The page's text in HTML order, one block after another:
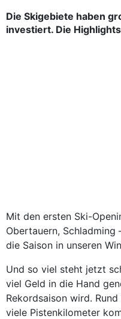
Die Skigebiete haben
investiert. Die
Mit den ersten Ski-
Obertauern, Schladming
die Saison in unseren
Und so viel steht jetzt
viel Geld in die Hand
Rekordsaison wird.
viele Pistenkilometer